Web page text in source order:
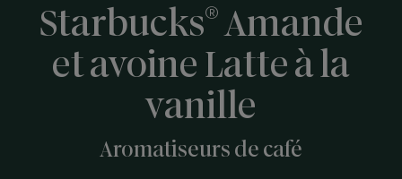
Starbucks® Amande
et avoine Latte à la
vanille
Aromatiseurs de café